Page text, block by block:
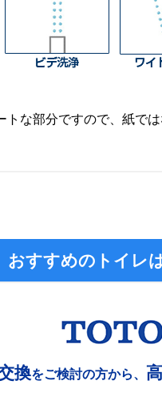
トな部分ですので、紙で
おすすめのトイレ
換をご検討の方から、